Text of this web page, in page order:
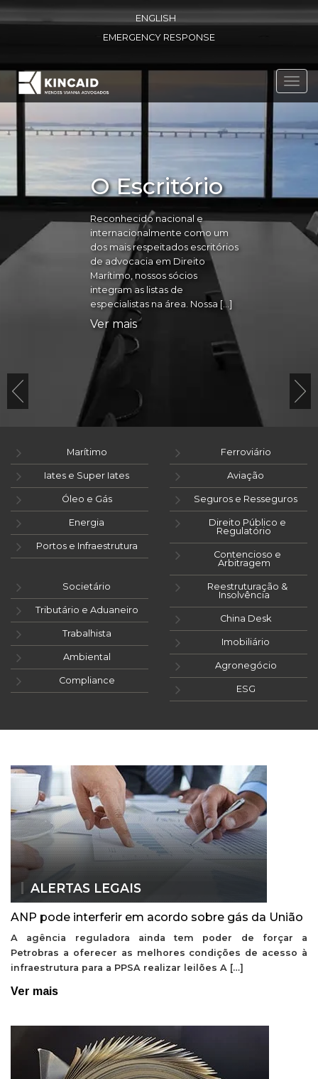
ENGLISH
EMERGENCY RESPONSE
O Escritório
Reconhecido nacional e
internacionalmente como um
dos mais respeitados escritórios
de advocacia em Direito
Marítimo, nossos sócios
integram as listas de
especialistas na área. Nossa […]
Ver mais
Marítimo
Iates e Super Iates
Óleo e Gás
Energia
Portos e Infraestrutura
Ferroviário
Aviação
Seguros e Resseguros
Direito Público e
Regulatório
Contencioso e
Arbitragem
Societário
Tributário e Aduaneiro
Trabalhista
Ambiental
Compliance
Reestruturação &
Insolvência
China Desk
Imobiliário
Agronegócio
ESG
ALERTAS LEGAIS
ANP pode interferir em acordo sobre gás da União
A agência reguladora ainda tem poder de forçar a
Petrobras a oferecer as melhores condições de acesso à
infraestrutura para a PPSA realizar leilões A […]
Ver mais